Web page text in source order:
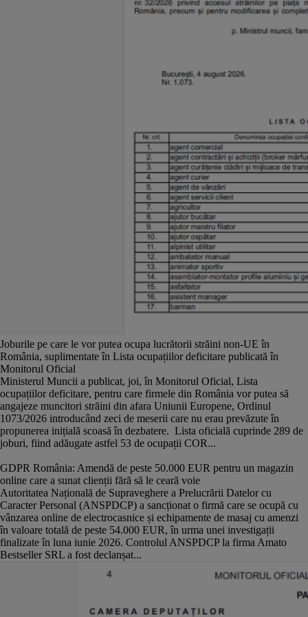
65% dintre cei care sunt sau vor fi în căutarea unei locuințe în perioada
apartamente cu două camere,în timp ce 38%
caută garsoniere, iar 20% caută apartamente cu trei camere.
28% doresc să închirieze un imobil cu ajutorul unui
agent imobiliar, în timp ce 26% își propun să închirieze o locuință
Întrebați ce perioadă de timp și-ar dori să locuiască cu chirie, 47%
dintre respondenții studiului au afirmat că iau în considerare închirierea
pe o perioadă nedeterminată, în timp ce 25% au în gând o perioadă fixă
de peste 12 luni, pentru 15% nu contează perioada în care vor locui cu
chirie, iar 13% intenționează să închirieze un imobil pentru o perioadă
La acest capitol, datele sunt aproape similare cu cele obținute în anul
2023, în cadrul aceluiași studiu, fapt care ilustrează că românii își
mențin preferințele și comportamentele de închiriere relativ constante în
În luna iulie a acestui an, chiriile au înregistrat o creștere semnificativă
de 14% comparativ cu aceeași perioadă din 2023, conform datelor
Storia. Această tendință de creștere a prețurilor este reflectată și în
bugetele alocate de respondenții care caută locuințe de închiriat.
euro pentru chirie, iar 39% dispun de un buget cuprins între 301
și 400 de euro.În schimb, doar22% dintre aceștia alocă între 100 și
200 de euro.Comparativ cu anul trecut, când doar
respondenți aveau un buget de 301-400 de euro, se observă o
creștere a sumei disponibile pentru închiriere, ceea ce sugerează că
locatarii vor aloca mai mult pentru a găsi o locuință potrivită.
Ce așteptări au românii în 2024 de la proprietarii de la închiriază
locuințele
În relația cu proprietarii, respondenții studiului își doresc în principal
aceleași lucruri ca și anul trecut:
un preț corect pentru închiriere (60%);
proprietari neintruzivi care să nu-i viziteze fără să-i anunțe
în prealabil (26%);
încheierea unui contract de închiriere (11%):
receptivitate din partea proprietarilor la cererile de
îmbunătățire a locuinței (1%).
mobilierul să fie modern (11%). De asemenea, respondenții se așteaptă
Joburile pe care le vor putea ocupa lucrătorii străini non-UE în
România, suplimentate în Lista ocupațiilor deficitare publicată în
Monitorul Oficial
Ministerul Muncii a publicat, joi, în Monitorul Oficial, Lista
ocupațiilor deficitare, pentru care firmele din România vor putea să
angajeze muncitori străini din afara Uniunii Europene, Ordinul
1073/2026 introducând zeci de meserii care nu erau prevăzute în
propunerea inițială scoasă în dezbatere. Lista oficială cuprinde 289 de
joburi, fiind adăugate astfel 53 de ocupații COR...
GDPR România: Amendă de peste 50.000 EUR pentru un magazin
online care a sunat clienții fără să le ceară voie
Autoritatea Națională de Supraveghere a Prelucrării Datelor cu
Caracter Personal (ANSPDCP) a sancționat o firmă care se ocupă cu
vânzarea online de electrocasnice și echipamente de masaj cu amenzi
în valoare totală de peste 54.000 EUR, în urma unei investigații
finalizate în luna iunie 2026. Controlul ANSPDCP la firma Amato
Bestseller SRL a fost declanșat...